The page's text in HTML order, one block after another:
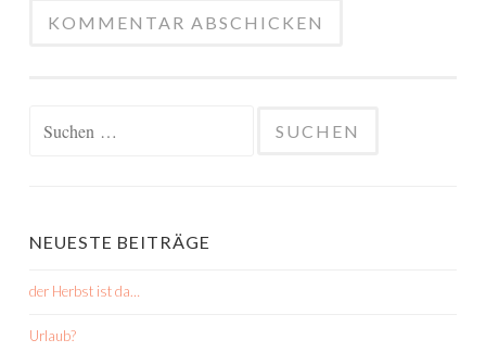
NEUESTE BEITRÄGE
der Herbst ist da…
Urlaub?